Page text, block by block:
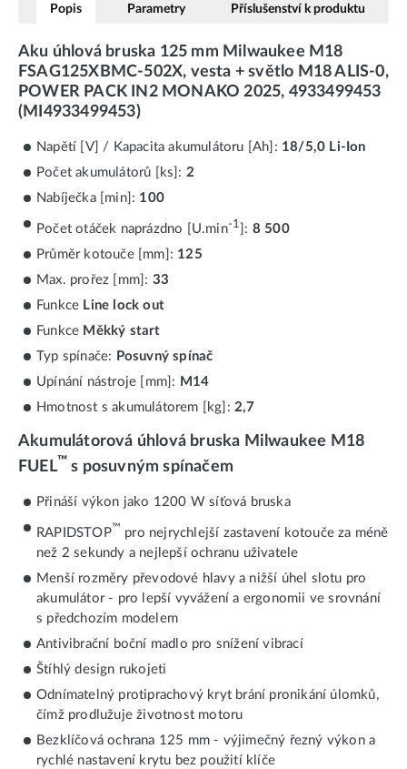
Popis Parametry Příslušenství k produktu
Aku úhlová bruska 125 mm Milwaukee M18
FSAG125XBMC-502X, vesta + světlo M18 ALIS-0,
POWER PACK IN2 MONAKO 2025, 4933499453
(MI4933499453)
Napětí [V] / Kapacita akumulátoru [Ah]: 18/5,0 Li-Ion
Počet akumulátorů [ks]: 2
Nabíječka [min]: 100
Počet otáček naprázdno [U.min-1 ]: 8 500
Průměr kotouče [mm]: 125
Max. prořez [mm]: 33
Funkce Line lock out
Funkce Měkký start
Typ spínače: Posuvný spínač
Upínání nástroje [mm]: M14
Hmotnost s akumulátorem [kg]: 2,7
Akumulátorová úhlová bruska Milwaukee M18
FUEL™ s posuvným spínačem
Přináší výkon jako 1200 W síťová bruska
RAPIDSTOP™ pro nejrychlejší zastavení kotouče za méně
než 2 sekundy a nejlepší ochranu uživatele
Menší rozměry převodové hlavy a nižší úhel slotu pro
akumulátor - pro lepší vyvážení a ergonomii ve srovnání
s předchozím modelem
Antivibrační boční madlo pro snížení vibrací
Štíhlý design rukojeti
Odnímatelný protiprachový kryt brání pronikání úlomků,
čímž prodlužuje životnost motoru
Bezklíčová ochrana 125 mm - výjimečný řezný výkon a
rychlé nastavení krytu bez použití klíče